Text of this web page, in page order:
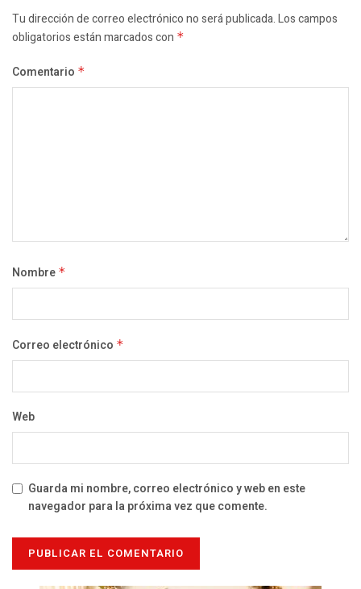
Tu dirección de correo electrónico no será publicada.Los campos
obligatorios están marcados con *
Comentario *
Nombre *
Correo electrónico *
Web
Guarda mi nombre, correo electrónico y web en este
navegador para la próxima vez que comente.